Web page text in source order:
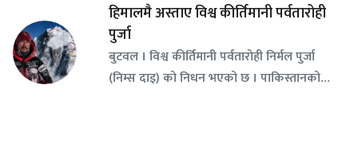
हिमालमै अस्ताए विश्व कीर्तिमानी पर्वतारोही
पुर्जा
बुटवल । विश्व कीर्तिमानी पर्वतारोही निर्मल पुर्जा
(निम्स दाइ) को निधन भएको छ । पाकिस्तानको…